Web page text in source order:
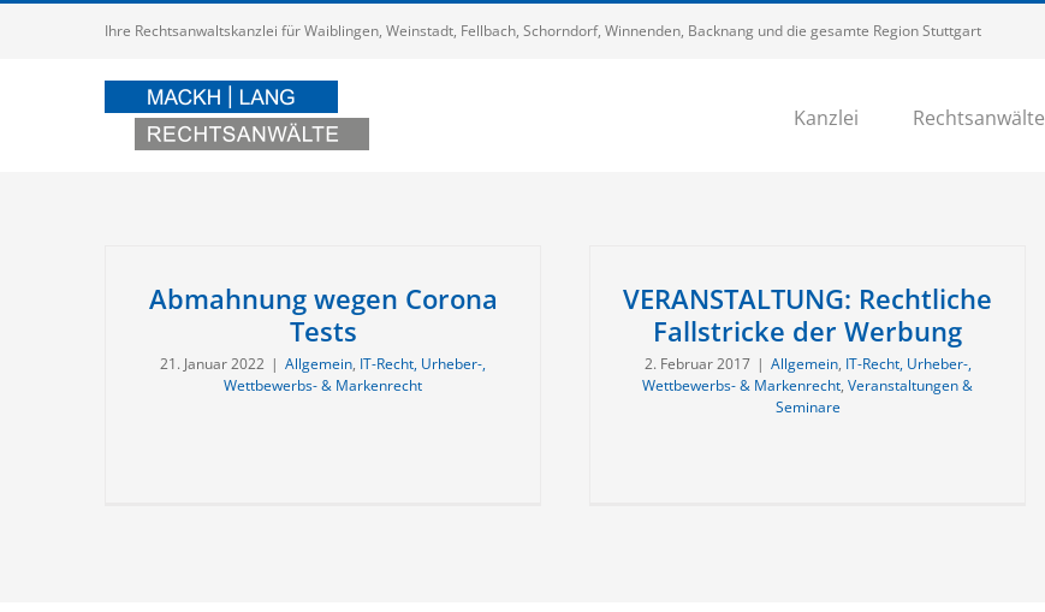
Ihre Rechtsanwaltskanzlei für Waiblingen, Weinstadt, Fellbach, Schorndorf, Winnenden, Backnang und die gesamte Region Stuttgart
Kanzlei Rechtsanwälte
Abmahnung wegen Corona
Tests
21. Januar 2022 | Allgemein, IT-Recht, Urheber-,
Wettbewerbs- & Markenrecht
VERANSTALTUNG: Rechtliche
Fallstricke der Werbung
2. Februar 2017 | Allgemein, IT-Recht, Urheber-,
Wettbewerbs- & Markenrecht,Veranstaltungen &
Seminare